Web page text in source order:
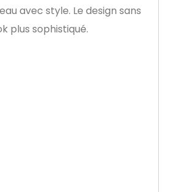
avec style. Le design sans
plus sophistiqué.